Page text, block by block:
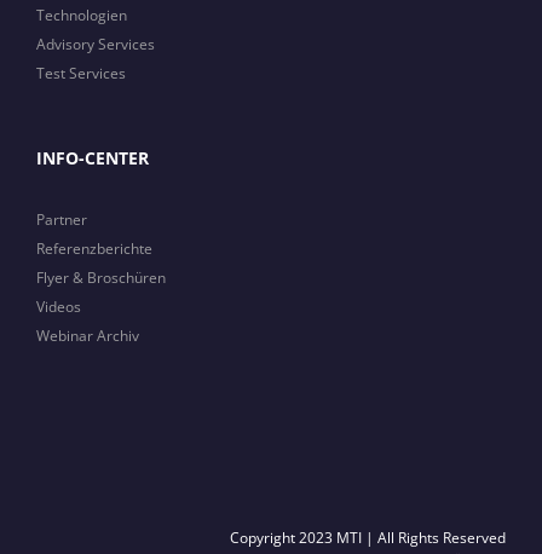
Technologien
Advisory Services
Test Services
INFO-CENTER
Partner
Referenzberichte
Flyer & Broschüren
Videos
Webinar Archiv
Copyright 2023 MTI | All Rights Reserved